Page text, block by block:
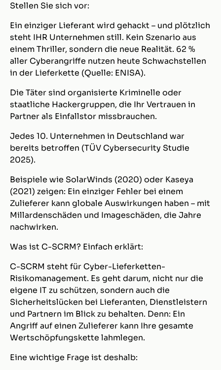
Stellen Sie sich vor:
Ein einziger Lieferant wird gehackt – und plötzlich
steht IHR Unternehmen still. Kein Szenario aus
einem Thriller, sondern die neue Realität. 62 %
aller Cyberangriffe nutzen heute Schwachstellen
in der Lieferkette (Quelle: ENISA).
Die Täter sind organisierte Kriminelle oder
staatliche Hackergruppen, die Ihr Vertrauen in
Partner als Einfallstor missbrauchen.
Jedes 10. Unternehmen in Deutschland war
bereits betroffen (TÜV Cybersecurity Studie
2025).
Beispiele wie SolarWinds (2020) oder Kaseya
(2021) zeigen: Ein einziger Fehler bei einem
Zulieferer kann globale Auswirkungen haben – mit
Millardenschäden und Imageschäden, die Jahre
nachwirken.
Was ist C-SCRM? Einfach erklärt:
C-SCRM steht für Cyber-Lieferketten-
Risikomanagement. Es geht darum, nicht nur die
eigene IT zu schützen, sondern auch die
Sicherheitslücken bei Lieferanten, Dienstleistern
und Partnern im Blick zu behalten. Denn: Ein
Angriff auf einen Zulieferer kann Ihre gesamte
Wertschöpfungskette lahmlegen.
Eine wichtige Frage ist deshalb: